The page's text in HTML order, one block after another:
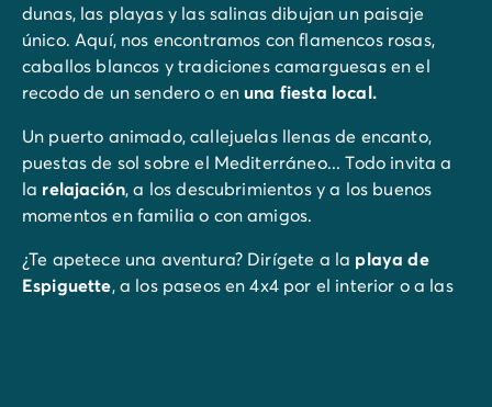
dunas, las playas y las salinas dibujan un paisaje
único. Aquí, nos encontramos con flamencos rosas,
caballos blancos y tradiciones camarguesas en el
recodo de un sendero o enuna fiesta local.
Un puerto animado, callejuelas llenas de encanto,
puestas de sol sobre el Mediterráneo... Todo invita a
la relajación, a los descubrimientos y a los buenos
momentos en familia o con amigos.
¿Te apetece una aventura? Dirígete a la playa de
Espiguette, a los paseos en 4x4 por el interior o a las